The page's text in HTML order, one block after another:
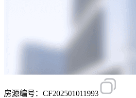
房源编号：CF202501011993